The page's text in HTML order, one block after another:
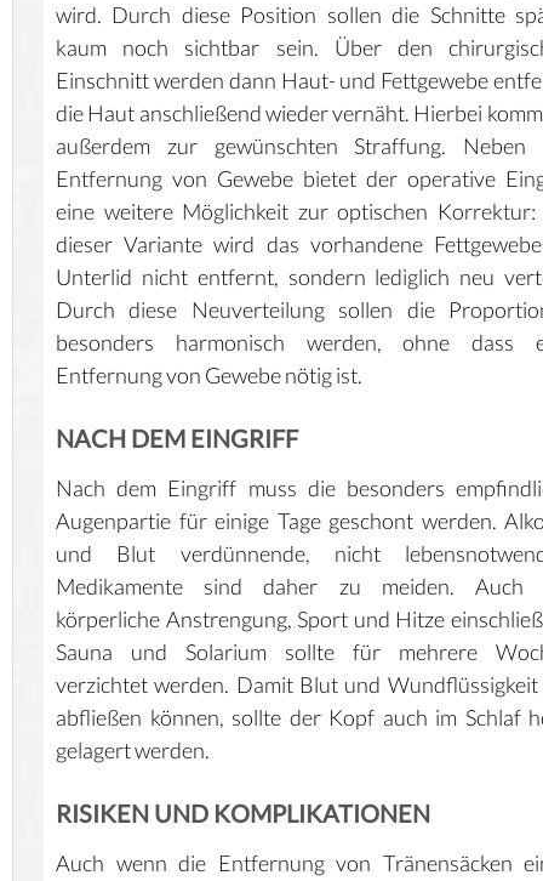
wird. Durch diese Position sollen die Schnitte
kaum noch sichtbar sein. Über den
Einschnitt werden dann Haut- und Fettgewebe
die Haut anschließend wieder vernäht. Hierbei
außerdem zur gewünschten Straffung. Neben
Entfernung von Gewebe bietet der operative
eine weitere Möglichkeit zur optischen Korrektur:
dieser Variante wird das vorhandene
Unterlid nicht entfernt, sondern lediglich neu
Durch diese Neuverteilung sollen die
besonders harmonisch werden, ohne dass
Entfernung von Gewebe nötig ist.
NACH DEM EINGRIFF
Nach dem Eingriff muss die besonders
Augenpartie für einige Tage geschont werden.
und Blut verdünnende, nicht
Medikamente sind daher zu meiden. Auch
körperliche Anstrengung, Sport und Hitze
Sauna und Solarium sollte für mehrere
verzichtet werden. Damit Blut und
abfließen können, sollte der Kopf auch im Schlaf
gelagert werden.
RISIKEN UND KOMPLIKATIONEN
Auch wenn die Entfernung von Tränensäcken